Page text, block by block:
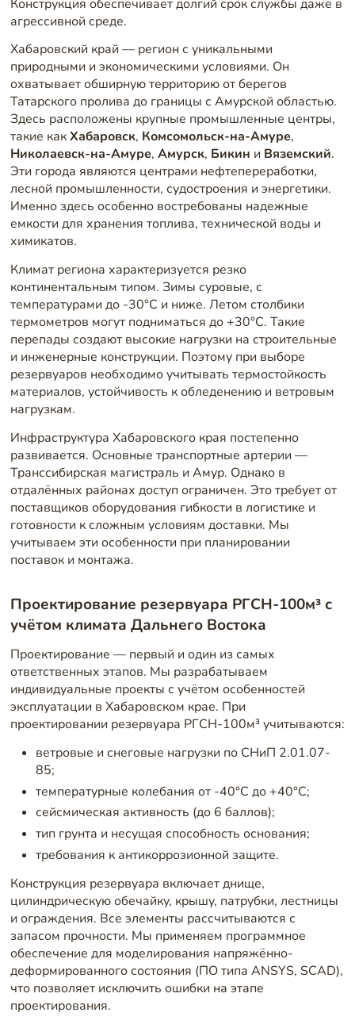
Конструкция обеспечивает долгий срок службы даже в
агрессивной среде.
Хабаровский край — регион с уникальными
природными и экономическими условиями. Он
охватывает обширную территорию от берегов
Татарского пролива до границы с Амурской областью.
Здесь расположены крупные промышленные центры,
такие какХабаровск, Комсомольск-на-Амуре,
Николаевск-на-Амуре, Амурск, Бикин и Вяземский.
Эти города являются центрами нефтепереработки,
лесной промышленности, судостроения и энергетики.
Именно здесь особенно востребованы надежные
емкости для хранения топлива, технической воды и
химикатов.
Климат региона характеризуется резко
континентальным типом. Зимы суровые, с
температурами до -30°C и ниже. Летом столбики
термометров могут подниматься до +30°C. Такие
перепады создают высокие нагрузки на строительные
и инженерные конструкции. Поэтому при выборе
резервуаров необходимо учитывать термостойкость
материалов, устойчивость к обледенению и ветровым
нагрузкам.
Инфраструктура Хабаровского края постепенно
развивается. Основные транспортные артерии —
Транссибирская магистраль и Амур. Однако в
отдалённых районах доступ ограничен. Это требует от
поставщиков оборудования гибкости в логистике и
готовности к сложным условиям доставки. Мы
учитываем эти особенности при планировании
поставок и монтажа.
Проектирование резервуара РГСН-100м³ с
учётом климата Дальнего Востока
Проектирование — первый и один из самых
ответственных этапов. Мы разрабатываем
индивидуальные проекты с учётом особенностей
эксплуатации в Хабаровском крае. При
проектировании резервуара РГСН-100м³ учитываются:
ветровые и снеговые нагрузки по СНиП 2.01.07-
85;
температурные колебания от -40°C до +40°C;
сейсмическая активность (до 6 баллов);
тип грунта и несущая способность основания;
требования к антикоррозионной защите.
Конструкция резервуара включает днище,
цилиндрическую обечайку, крышу, патрубки, лестницы
и ограждения. Все элементы рассчитываются с
запасом прочности. Мы применяем программное
обеспечение для моделирования напряжённо-
деформированного состояния (ПО типа ANSYS, SCAD),
что позволяет исключить ошибки на этапе
проектирования.